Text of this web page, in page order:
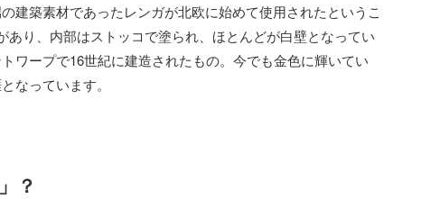
建築素材であったレンガが北欧に始めて使用されたというこ
り、内部はストッコで塗られ、ほとんどが白壁となってい
ワープで16世紀に建造されたもの。今でも金色に輝いてい
なっています。
？